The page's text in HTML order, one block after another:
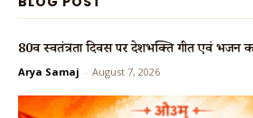
80वें स्वतंत्रता दिवस पर देशभक्ति गीत एवं भजन
Arya Samaj - August 7, 2026